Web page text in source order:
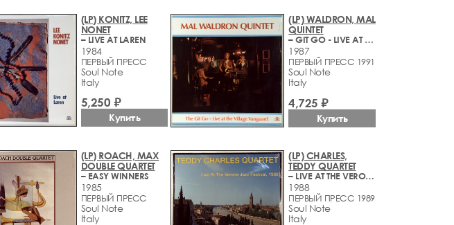
(LP) KONITZ, LEE
NONET
– LIVE AT LAREN
1984
ПЕРВЫЙ ПРЕСС
Soul Note
Italy
5,250 ₽
Купить
(LP) WALDRON, MAL
QUINTET
– GIT GO - LIVE AT THE VILLAGE VANGUARD
1987
ПЕРВЫЙ ПРЕСС 1991
Soul Note
Italy
4,725 ₽
Купить
(LP) ROACH, MAX
DOUBLE QUARTET
– EASY WINNERS
1985
ПЕРВЫЙ ПРЕСС
Soul Note
Italy
(LP) CHARLES,
TEDDY QUARTET
– LIVE AT THE VERONA JAZZ FESTIVAL, 1988
1988
ПЕРВЫЙ ПРЕСС 1989
Soul Note
Italy